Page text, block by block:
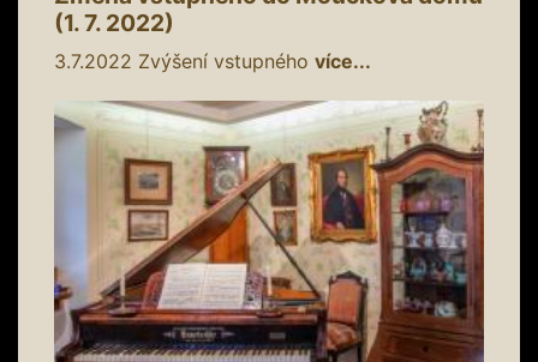
(1. 7. 2022)
3.7.2022 Zvýšení vstupného více...